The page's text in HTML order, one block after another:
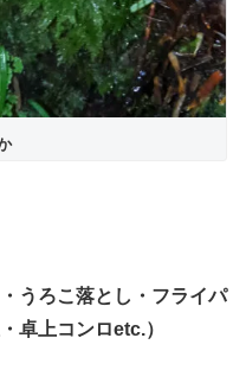
うろこ落とし・フライパ
卓上コンロetc.）